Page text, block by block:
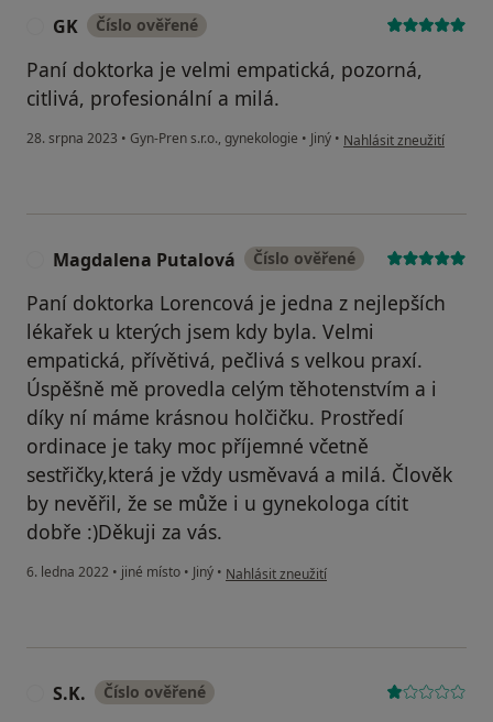
GK Číslo ověřené
Paní doktorka je velmi empatická, pozorná,
citlivá, profesionální a milá.
28. srpna 2023 • Gyn-Pren s.r.o., gynekologie • Jiný • podle názoru uživatele
Nahlásit zneužití
Magdalena Putalová Číslo ověřené
Paní doktorka Lorencová je jedna z nejlepších
lékařek u kterých jsem kdy byla. Velmi
empatická, přívětivá, pečlivá s velkou praxí.
Úspěšně mě provedla celým těhotenstvím a i
díky ní máme krásnou holčičku. Prostředí
ordinace je taky moc příjemné včetně
sestřičky,která je vždy usměvavá a milá. Člověk
by nevěřil, že se může i u gynekologa cítit
dobře :)Děkuji za vás.
6. ledna 2022 • jiné místo • Jiný • podle názoru uživatele Magdalena Putalová
Nahlásit zneužití
S.K. Číslo ověřené